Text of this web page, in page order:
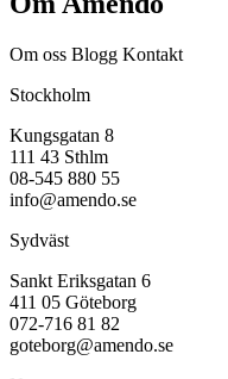
Om oss Blogg Kontakt
Stockholm
Kungsgatan 8
111 43 Sthlm
08-545 880 55
info@amendo.se
Sydväst
Sankt Eriksgatan 6
411 05 Göteborg
072-716 81 82
goteborg@amendo.se